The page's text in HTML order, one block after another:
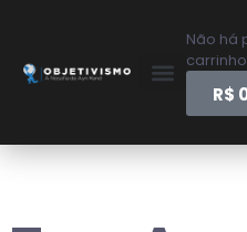
Não há
R$